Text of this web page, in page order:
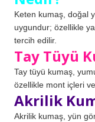
Keten kumaş, doğal
uygundur; özellikle
tercih edilir.
Tay Tüyü
Tay tüyü kumaş,
özellikle mont içleri
Akrilik
Akrilik kumaş, yün